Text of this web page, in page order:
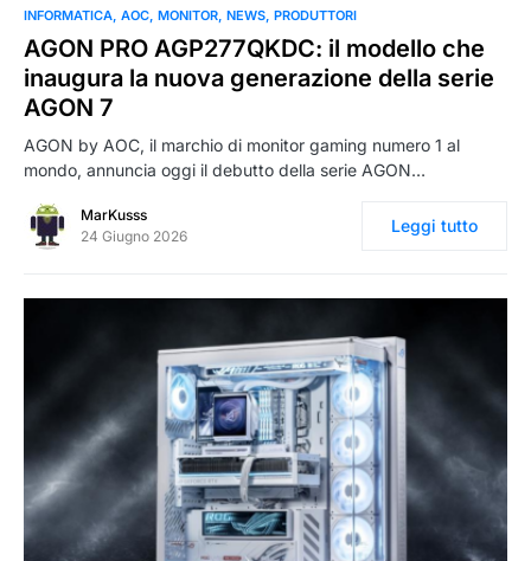
0
INFORMATICA AOC MONITOR NEWS PRODUTTORI
AGON PRO AGP277QKDC: il modello che
inaugura la nuova generazione della serie
AGON 7
AGON by AOC, il marchio di monitor gaming numero 1 al
mondo, annuncia oggi il debutto della serie AGON…
MarKusss
24 Giugno 2026
Leggi tutto